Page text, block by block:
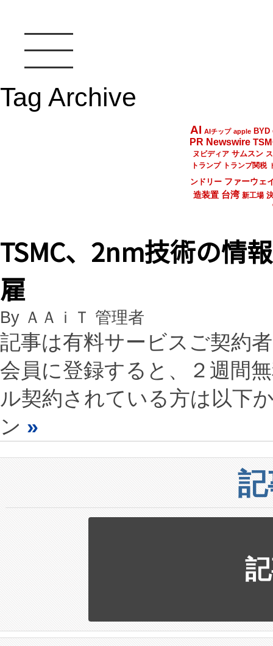
Tag Archive
AI AIチップ apple BYD
PR Newswire
ヌビディア サムスン
トランプ
トランプ関税
ンドリー ファーウェ
造装置 台湾 新工場
TSMC、2nm技術の情
雇
By ＡＡｉＴ 管理者
記事は有料サービスご契約
会員に登録すると、２週間
ル契約されている方は以下
ン »